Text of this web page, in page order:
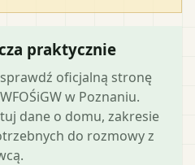
praktycznie
oficjalną stronę
w Poznaniu.
dane o domu, zakresie
do rozmowy z